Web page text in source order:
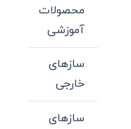
محصولات
آموزشی
سازهای
خارجی
سازهای